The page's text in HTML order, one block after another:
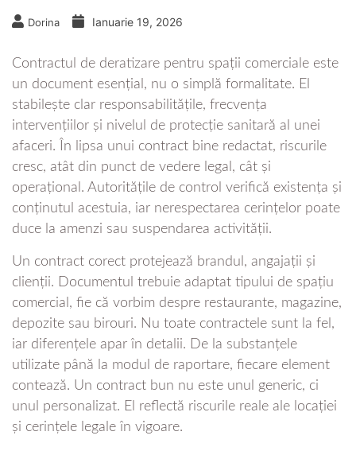
Dorina Ianuarie 19, 2026
Contractul de deratizare pentru spații comerciale este
un document esențial, nu o simplă formalitate. El
stabilește clar responsabilitățile, frecvența
intervențiilor și nivelul de protecție sanitară al unei
afaceri. În lipsa unui contract bine redactat, riscurile
cresc, atât din punct de vedere legal, cât și
operațional. Autoritățile de control verifică existența și
conținutul acestuia, iar nerespectarea cerințelor poate
duce la amenzi sau suspendarea activității.
Un contract corect protejează brandul, angajații și
clienții. Documentul trebuie adaptat tipului de spațiu
comercial, fie că vorbim despre restaurante, magazine,
depozite sau birouri. Nu toate contractele sunt la fel,
iar diferențele apar în detalii. De la substanțele
utilizate până la modul de raportare, fiecare element
contează. Un contract bun nu este unul generic, ci
unul personalizat. El reflectă riscurile reale ale locației
și cerințele legale în vigoare.